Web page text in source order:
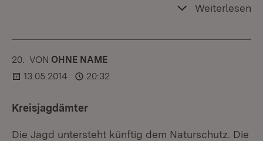
Weiterlesen
20. KOMMENTAR
VON :OHNE NAME
13.05.2014
20:32
Kreisjagdämter
Die Jagd untersteht künftig dem Naturschutz. Die